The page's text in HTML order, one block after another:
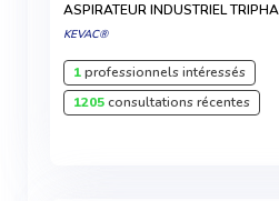
ASPIRATEUR INDUSTRIEL
KEVAC®
1professionnels intéressés
1205consultations récentes